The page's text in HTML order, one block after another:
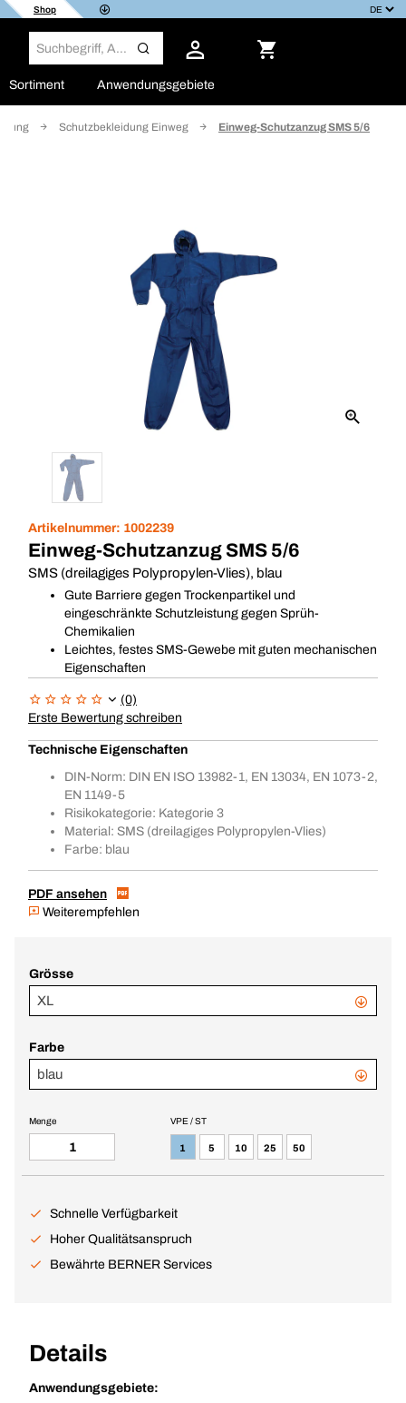
Shop
Sortiment Anwendungsgebiete
Schutzbekleidung Einweg Einweg-Schutzanzug SMS 5/6
Artikelnummer: 1002239
Einweg-Schutzanzug SMS 5/6
SMS (dreilagiges Polypropylen-Vlies), blau
Gute Barriere gegen Trockenpartikel und
eingeschränkte Schutzleistung gegen Sprüh-
Chemikalien
Leichtes, festes SMS-Gewebe mit guten mechanischen
Eigenschaften
(0)
Erste Bewertung schreiben
Technische Eigenschaften
DIN-Norm: DIN EN ISO 13982-1, EN 13034, EN 1073-2,
EN 1149-5
Risikokategorie: Kategorie 3
Material: SMS (dreilagiges Polypropylen-Vlies)
Farbe: blau
PDF ansehen
Weiterempfehlen
Grösse
XL
Farbe
blau
VPE / ST
1 5 10 25 50
Menge
Schnelle Verfügbarkeit
Hoher Qualitätsanspruch
Bewährte BERNER Services
Details
Anwendungsgebiete: